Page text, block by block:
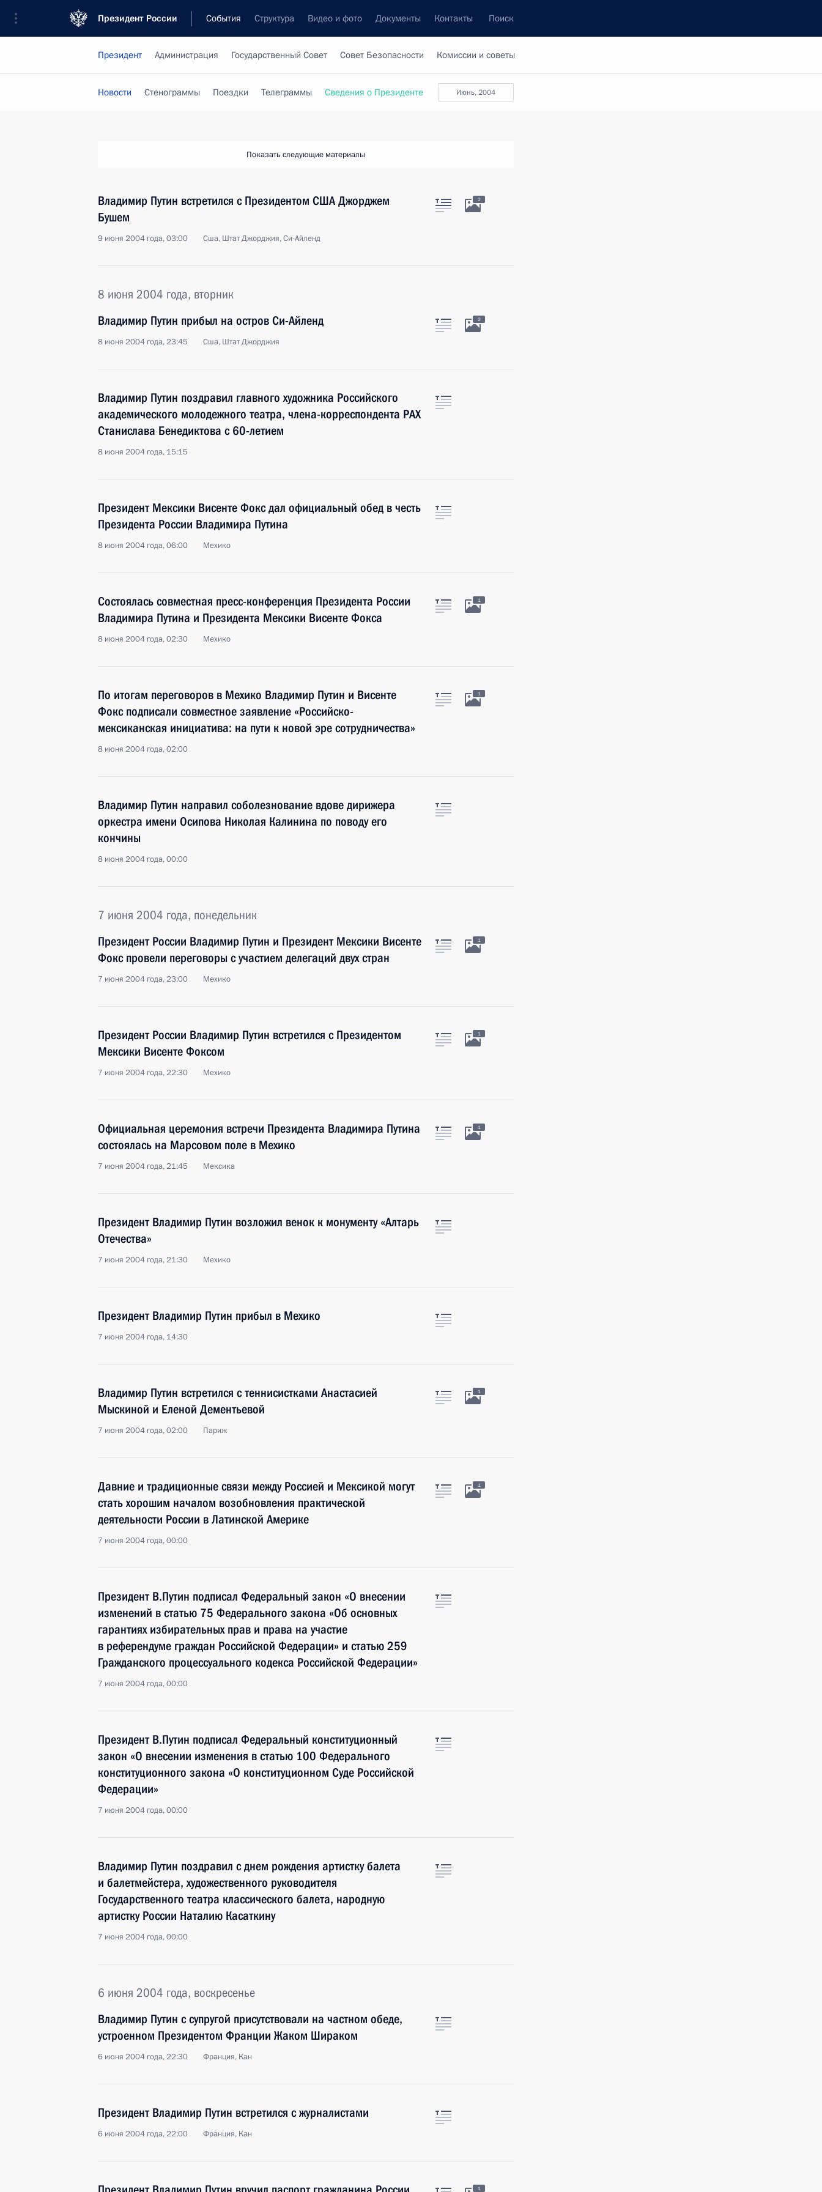
Президент России События Структура Видео и фото Документы Контакты Поиск
Президент Администрация Государственный Совет Совет Безопасности Комиссии и советы
июнь, 2004
Новости Стенограммы Поездки Телеграммы Сведения о Президенте
Показать следующие материалы
Владимир Путин встретился с Президентом США Джорджем
Бушем
9 июня 2004 года, 03:00 Сша, Штат Джорджия, Си-Айленд
2
8 июня 2004 года, вторник
Владимир Путин прибыл на остров Си-Айленд
8 июня 2004 года, 23:45 Сша, Штат Джорджия
2
Владимир Путин поздравил главного художника Российского
академического молодежного театра, члена-корреспондента РАХ
Станислава Бенедиктова с 60-летием
8 июня 2004 года, 15:15
Президент Мексики Висенте Фокс дал официальный обед в честь
Президента России Владимира Путина
8 июня 2004 года, 06:00 Мехико
Состоялась совместная пресс-конференция Президента России
Владимира Путина и Президента Мексики Висенте Фокса
8 июня 2004 года, 02:30 Мехико
1
По итогам переговоров в Мехико Владимир Путин и Висенте
Фокс подписали совместное заявление «Российско-
мексиканская инициатива: на пути к новой эре сотрудничества»
8 июня 2004 года, 02:00
1
Владимир Путин направил соболезнование вдове дирижера
оркестра имени Осипова Николая Калинина по поводу его
кончины
8 июня 2004 года, 00:00
7 июня 2004 года, понедельник
Президент России Владимир Путин и Президент Мексики Висенте
Фокс провели переговоры с участием делегаций двух стран
7 июня 2004 года, 23:00 Мехико
1
Президент России Владимир Путин встретился с Президентом
Мексики Висенте Фоксом
7 июня 2004 года, 22:30 Мехико
1
Официальная церемония встречи Президента Владимира Путина
состоялась на Марсовом поле в Мехико
7 июня 2004 года, 21:45 Мексика
1
Президент Владимир Путин возложил венок к монументу «Алтарь
Отечества»
7 июня 2004 года, 21:30 Мехико
Президент Владимир Путин прибыл в Мехико
7 июня 2004 года, 14:30
Владимир Путин встретился с теннисистками Анастасией
Мыскиной и Еленой Дементьевой
7 июня 2004 года, 02:00 Париж
1
Давние и традиционные связи между Россией и Мексикой могут
стать хорошим началом возобновления практической
деятельности России в Латинской Америке
7 июня 2004 года, 00:00
1
Президент В.Путин подписал Федеральный закон «О внесении
изменений в статью 75 Федерального закона «Об основных
гарантиях избирательных прав и права на участие
в референдуме граждан Российской Федерации» и статью 259
Гражданского процессуального кодекса Российской Федерации»
7 июня 2004 года, 00:00
Президент В.Путин подписал Федеральный конституционный
закон «О внесении изменения в статью 100 Федерального
конституционного закона «О конституционном Суде Российской
Федерации»
7 июня 2004 года, 00:00
Владимир Путин поздравил с днем рождения артистку балета
и балетмейстера, художественного руководителя
Государственного театра классического балета, народную
артистку России Наталию Касаткину
7 июня 2004 года, 00:00
6 июня 2004 года, воскресенье
Владимир Путин с супругой присутствовали на частном обеде,
устроенном Президентом Франции Жаком Шираком
6 июня 2004 года, 22:30 Франция, Кан
Президент Владимир Путин встретился с журналистами
6 июня 2004 года, 22:00 Франция, Кан
1